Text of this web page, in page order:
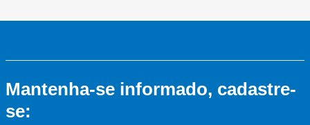
Mantenha-se informado, cadastre-
se: